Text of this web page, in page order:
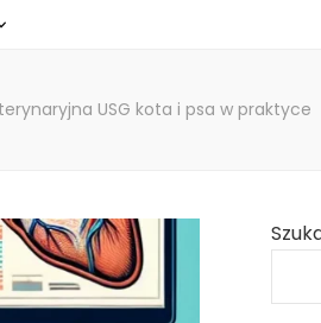
USG kota i psa w praktyce